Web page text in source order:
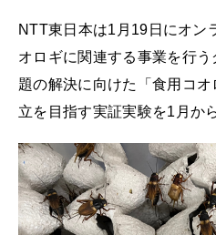
NTT東日本は1月19日にオン
オロギに関連する事業を行
題の解決に向けた「食用コ
立を目指す実証実験を1月か